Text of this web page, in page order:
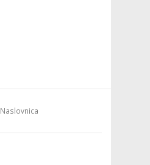
Naslovnica